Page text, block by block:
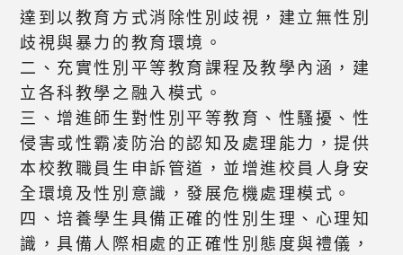
達到以教育方式消除性別歧視，建立無性別
歧視與暴力的教育環境。
二、充實性別平等教育課程及教學內涵，建
立各科教學之融入模式。
三、增進師生對性別平等教育、性騷擾、性
侵害或性霸凌防治的認知及處理能力，提供
本校教職員生申訴管道，並增進校員人身安
全環境及性別意識，發展危機處理模式。
四、培養學生具備正確的性別生理、心理知
識，具備人際相處的正確性別態度與禮儀，